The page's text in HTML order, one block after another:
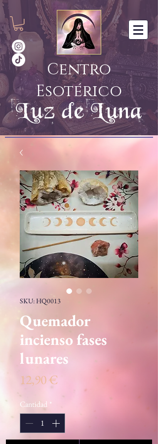
Centro
Esotérico
Luz de Luna
SKU: HQ0013
Quemador
incienso fases
lunares
12,90 €
Cantidad *